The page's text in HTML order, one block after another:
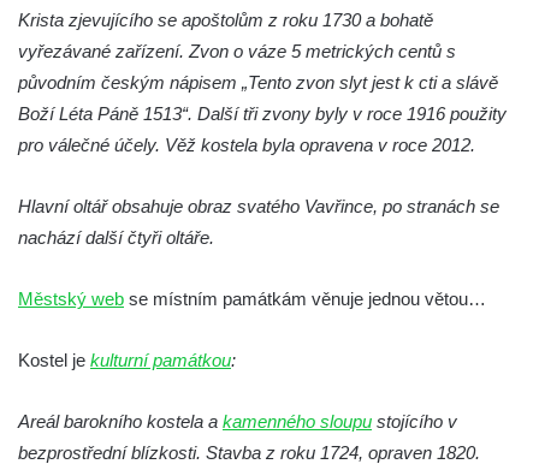
Křížová cesta Římov – XXII. kaple – Šimon
Cyrénský pomáhá Ježíši nést kříž
Křížová cesta Římov – XXI. kaple –
Popravní brána
Veronika potkává Ježíše a utírá mu do své
roušky pot z tváře
kříž nesoucí potkává Pannu Marii
Křížová cesta Římov – XVII. kaple – Velký
Pilát
Krista zjevujícího se apoštolům z roku 1730 a bohatě
vyřezávané zařízení. Zvon o váze 5 metrických centů s
původním českým nápisem „Tento zvon slyt jest k cti a slávě
Boží Léta Páně 1513“. Další tři zvony byly v roce 1916 použity
pro válečné účely. Věž kostela byla opravena v roce 2012.
Hlavní oltář obsahuje obraz svatého Vavřince, po stranách se
nachází další čtyři oltáře.
Městský web se místním památkám věnuje jednou větou…
Kostel je kulturní památkou:
Areál barokního kostela a kamenného sloupu stojícího v
bezprostřední blízkosti. Stavba z roku 1724, opraven 1820.